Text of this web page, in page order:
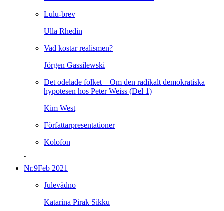
Lulu-brev
Ulla Rhedin
Vad kostar realismen?
Jörgen Gassilewski
Det odelade folket – Om den radikalt demokratiska
hypotesen hos Peter Weiss (Del 1)
Kim West
Författarpresentationer
Kolofon
ˇ
Nr.9Feb 2021
Julevädno
Katarina Pirak Sikku